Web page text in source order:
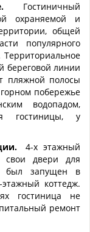
Гостиничный
охраняемой и
общей
популярного
Территориальное
береговой линии
пляжной полосы
побережье
водопадом,
гостиницы, у
4-х этажный
свои двери для
был запущен в
коттедж.
гостиница не
ремонт